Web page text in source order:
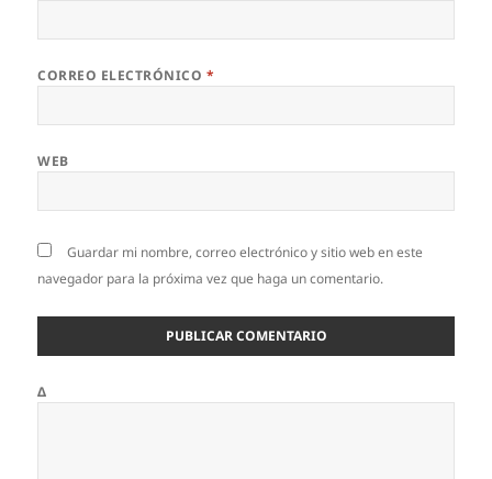
CORREO ELECTRÓNICO *
WEB
Guardar mi nombre, correo electrónico y sitio web en este
navegador para la próxima vez que haga un comentario.
Δ